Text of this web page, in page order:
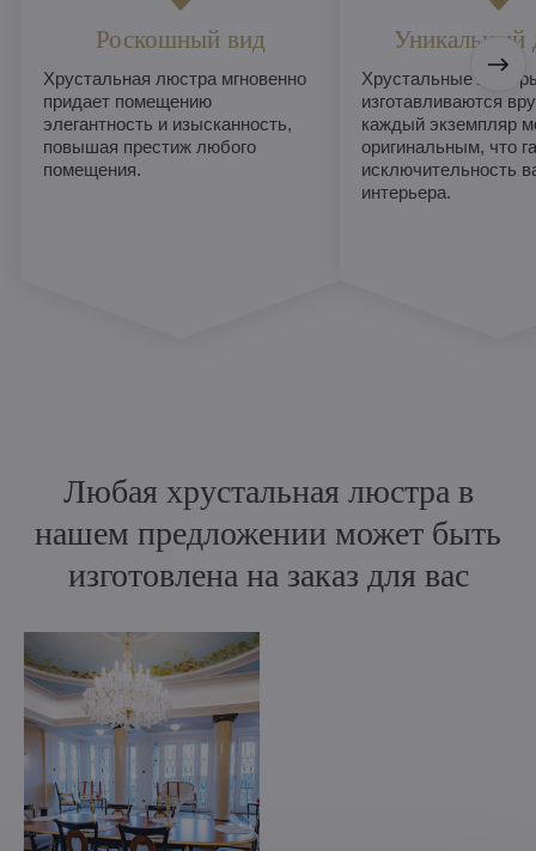
Роскошный вид
Хрустальная люстра мгновенно
придает помещению
элегантность и изысканность,
повышая престиж любого
помещения.
Уникальный
Хрустальные
изготавливаются
каждый экземпляр
оригинальным, что
исключительность
интерьера.
Любая хрустальная люстра в
нашем предложении может быть
изготовлена на заказ для вас